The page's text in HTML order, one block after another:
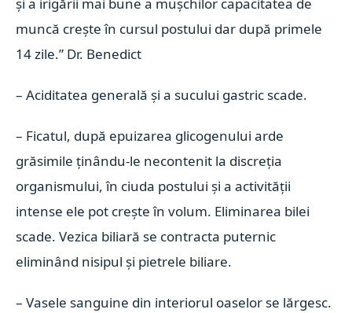
muncă crește în cursul postului dar după primele
14 zile.” Dr. Benedict
– Aciditatea generală și a sucului gastric scade.
– Ficatul, după epuizarea glicogenului arde
grăsimile ținându-le necontenit la discreția
organismului, în ciuda postului și a activității
intense ele pot crește în volum. Eliminarea bilei
scade. Vezica biliară se contracta puternic
eliminând nisipul și pietrele biliare.
– Vasele sanguine din interiorul oaselor se lărgesc.